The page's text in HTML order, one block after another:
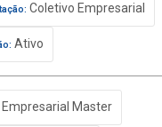
Coletivo Empresarial
Ativo
Empresarial Master